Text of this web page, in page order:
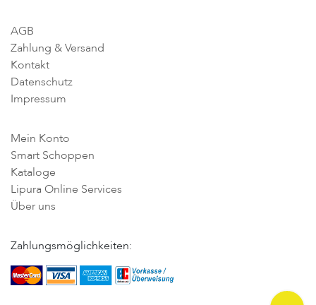
AGB
Zahlung & Versand
Kontakt
Datenschutz
Impressum
Mein Konto
Smart Schoppen
Kataloge
Lipura Online Services
Über uns
Zahlungsmöglichkeiten: